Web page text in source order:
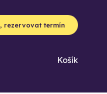
rezervovat termín
Košík